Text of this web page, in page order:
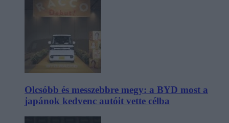
Olcsóbb és messzebbre megy: a BYD most a
japánok kedvenc autóit vette célba